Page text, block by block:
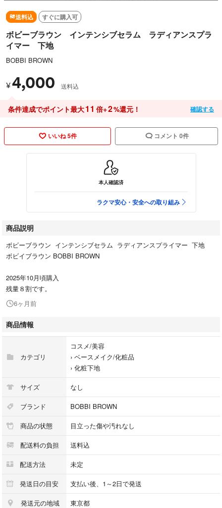
送料込 すぐに購入可
ボビーブラウン インテンシブセラム ラディアンスプラ
イマー 下地
BOBBI BROWN
¥4,000 送料込
条件達成でポイント最大11 倍+2%還元！ 確認する
いいね 5件 コメント 0件
本人確認済
ラクマ安心・安全への取り組み
商品説明
ボビーブラウン インテンシブセラム ラディアンスプライマー 下地
ボビイブラウン BOBBI BROWN
2025年10月頃購入
残量８割です。
6ヶ月前
商品情報
カテゴリ
コスメ/美容
› ベースメイク/化粧品
› 化粧下地
サイズ なし
ブランド BOBBI BROWN
商品の状態 目立った傷や汚れなし
配送料の負担 送料込
配送方法 未定
発送日の目安 支払い後、1～2日で発送
発送元の地域 東京都